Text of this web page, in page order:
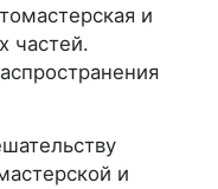
и
частей.
и